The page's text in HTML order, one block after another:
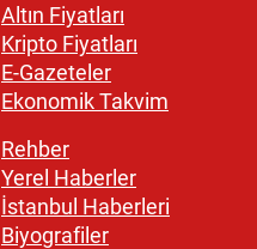
Altın Fiyatları
Kripto Fiyatları
E-Gazeteler
Ekonomik Takvim
Rehber
Yerel Haberler
İstanbul Haberleri
Biyografiler